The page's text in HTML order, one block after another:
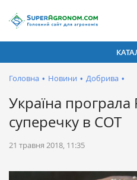
Головна • Новини • Добрива •
Україна програла
суперечку в СОТ
21 травня 2018, 11:35